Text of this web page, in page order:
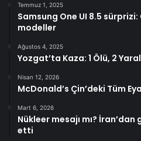
Temmuz 1, 2025
Samsung One UI 8.5
modeller
Ağustos 4, 2025
Yozgat’ta Kaza: 1 Ölü, 2
Nisan 12, 2026
McDonald’s Çin’deki Tüm
Mart 6, 2026
Nükleer mesajı mı?
etti